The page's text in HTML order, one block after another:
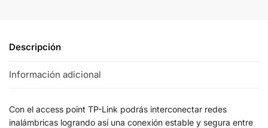
Descripción
Información adicional
Con el access point TP-Link podrás interconectar redes
inalámbricas logrando así una conexión estable y segura entre